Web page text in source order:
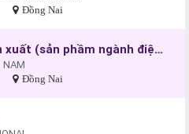
Đồng Nai
Kỹ thuật viên dự toán sản xuất (sản phầm ngành điện）
NAM
Đồng Nai